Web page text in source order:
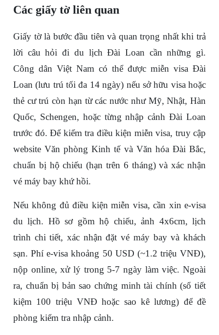
Các giấy tờ liên quan
Giấy tờ là bước đầu tiên và quan trọng nhất khi trả
lời câu hỏi đi du lịch Đài Loan cần những gì.
Công dân Việt Nam có thể được miễn visa Đài
Loan (lưu trú tối đa 14 ngày) nếu sở hữu visa hoặc
thẻ cư trú còn hạn từ các nước như Mỹ, Nhật, Hàn
Quốc, Schengen, hoặc từng nhập cảnh Đài Loan
trước đó. Để kiểm tra điều kiện miễn visa, truy cập
website Văn phòng Kinh tế và Văn hóa Đài Bắc,
chuẩn bị hộ chiếu (hạn trên 6 tháng) và xác nhận
vé máy bay khứ hồi.
Nếu không đủ điều kiện miễn visa, cần xin e-visa
du lịch. Hồ sơ gồm hộ chiếu, ảnh 4x6cm, lịch
trình chi tiết, xác nhận đặt vé máy bay và khách
sạn. Phí e-visa khoảng 50 USD (~1.2 triệu VNĐ),
nộp online, xử lý trong 5-7 ngày làm việc. Ngoài
ra, chuẩn bị bản sao chứng minh tài chính (sổ tiết
kiệm 100 triệu VNĐ hoặc sao kê lương) để đề
phòng kiểm tra nhập cảnh.